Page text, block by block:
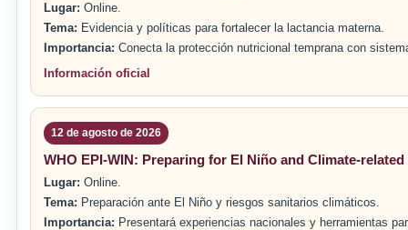
Lugar: Online.
Tema: Evidencia y políticas para fortalecer la lactancia materna.
Importancia: Conecta la protección nutricional temprana con
Información oficial
12 de agosto de 2026
WHO EPI-WIN: Preparing for El Niño and Climate-
Lugar: Online.
Tema: Preparación ante El Niño y riesgos sanitarios climáticos.
Importancia: Presentará experiencias nacionales y herramientas